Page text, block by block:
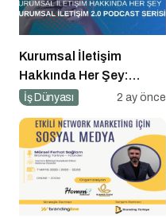
Kurumsal İletişim
Hakkında Her Şey:
Kurumsal İletişim 2.0
İş Dünyası 2 ay önce